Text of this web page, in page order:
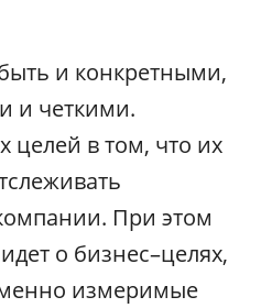
и конкретными,
и четкими.
целей в том, что их
При этом
о бизнес–целях,
измеримые